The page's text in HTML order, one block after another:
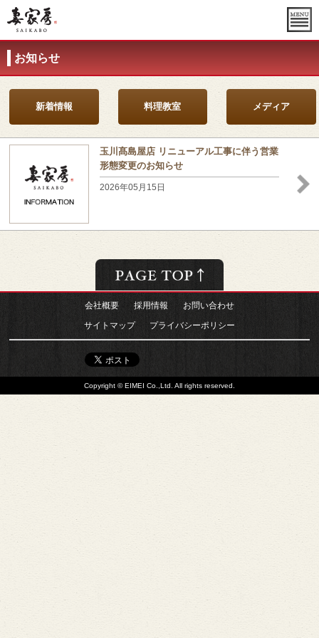
お知らせ
新着情報 料理教室 メディア
玉川髙島屋店 リニューアル工事に伴う営業
形態変更のお知らせ
2026年05月15日
会社概要 採用情報 お問い合わせ
サイトマップ プライバシーポリシー
Copyright © EIMEI Co.,Ltd. All rights reserved.